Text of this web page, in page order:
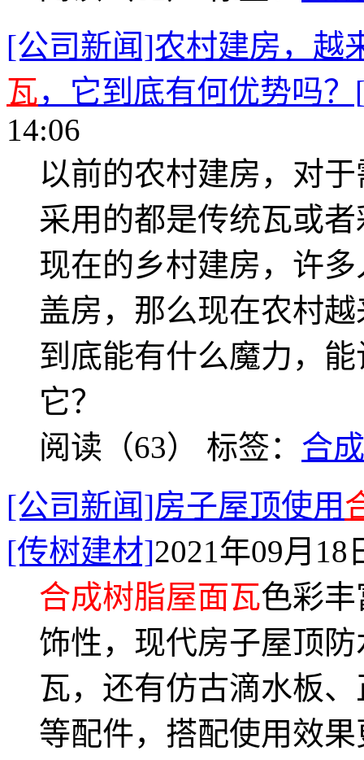
[公司新闻]农村建房，越
瓦，它到底有何优势吗
14:06
以前的农村建房，对
采用的都是传统瓦或
现在的乡村建房，许
盖房，那么现在农村
到底能有什么魔力，
它？
阅读（63） 标签： 合
[公司新闻]房子屋顶使用
[传树建材]2021年09月18
合成树脂屋面瓦色彩
饰性，现代房子屋顶
瓦，还有仿古滴水板
等配件，搭配使用效